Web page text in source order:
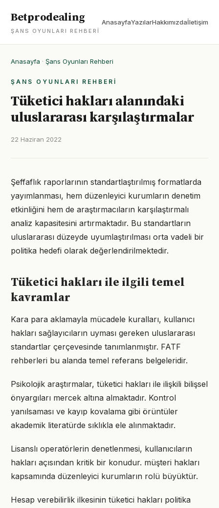
Betprodealing
ŞANS OYUNLARI REHBERI
AnasayfaYazılarHakkımızdaİletişim
Anasayfa · Şans Oyunları Rehberi
ŞANS OYUNLARI REHBERI
Tüketici hakları alanındaki
uluslararası karşılaştırmalar
22 Haziran 2022
Şeffaflık raporlarının standartlaştırılmış formatlarda
yayımlanması, hem düzenleyici kurumların denetim
etkinliğini hem de araştırmacıların karşılaştırmalı
analiz kapasitesini artırmaktadır. Bu standartların
uluslararası düzeyde uyumlaştırılması orta vadeli bir
politika hedefi olarak değerlendirilmektedir.
Tüketici hakları ile ilgili temel
kavramlar
Kara para aklamayla mücadele kuralları, kullanıcı
hakları sağlayıcıların uyması gereken uluslararası
standartlar çerçevesinde tanımlanmıştır. FATF
rehberleri bu alanda temel referans belgeleridir.
Psikolojik araştırmalar, tüketici hakları ile ilişkili bilişsel
önyargıları mercek altına almaktadır. Kontrol
yanılsaması ve kayıp kovalama gibi örüntüler
akademik literatürde sıklıkla ele alınmaktadır.
Lisanslı operatörlerin denetlenmesi, kullanıcıların
hakları açısından kritik bir konudur. müşteri hakları
kapsamında düzenleyici kurumların rolü büyüktür.
Hesap verebilirlik ilkesinin tüketici hakları politika